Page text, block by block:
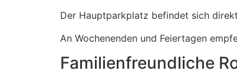
Der Hauptparkplatz befindet sich
An Wochenenden und Feiertagen
Familienfreundliche